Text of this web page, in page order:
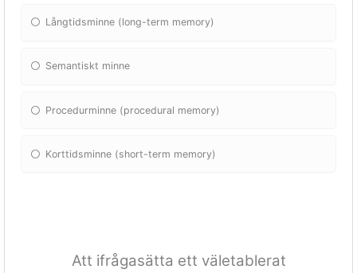
Långtidsminne (long-term memory)
Semantiskt minne
Procedurminne (procedural memory)
Korttidsminne (short-term memory)
Att ifrågasätta ett väletablerat